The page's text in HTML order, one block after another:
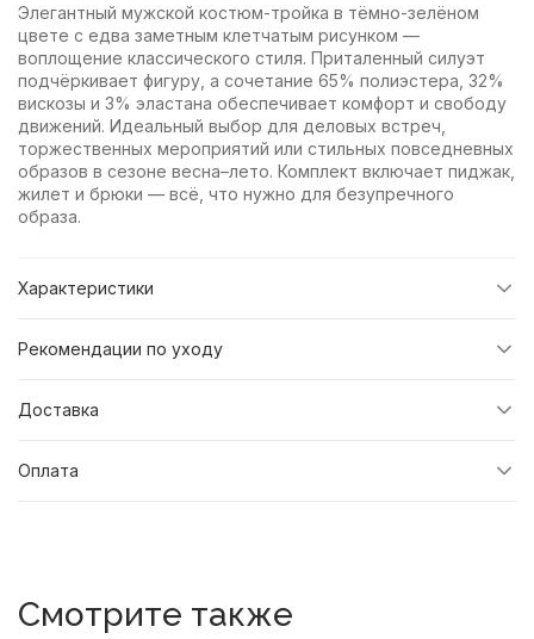
Элегантный мужской костюм-тройка в тёмно-зелёном
цвете с едва заметным клетчатым рисунком —
воплощение классического стиля. Приталенный силуэт
подчёркивает фигуру, а сочетание 65% полиэстера, 32%
вискозы и 3% эластана обеспечивает комфорт и свободу
движений. Идеальный выбор для деловых встреч,
торжественных мероприятий или стильных повседневных
образов в сезоне весна–лето. Комплект включает пиджак,
жилет и брюки — всё, что нужно для безупречного
образа.
Характеристики
Рекомендации по уходу
Доставка
Оплата
Смотрите также